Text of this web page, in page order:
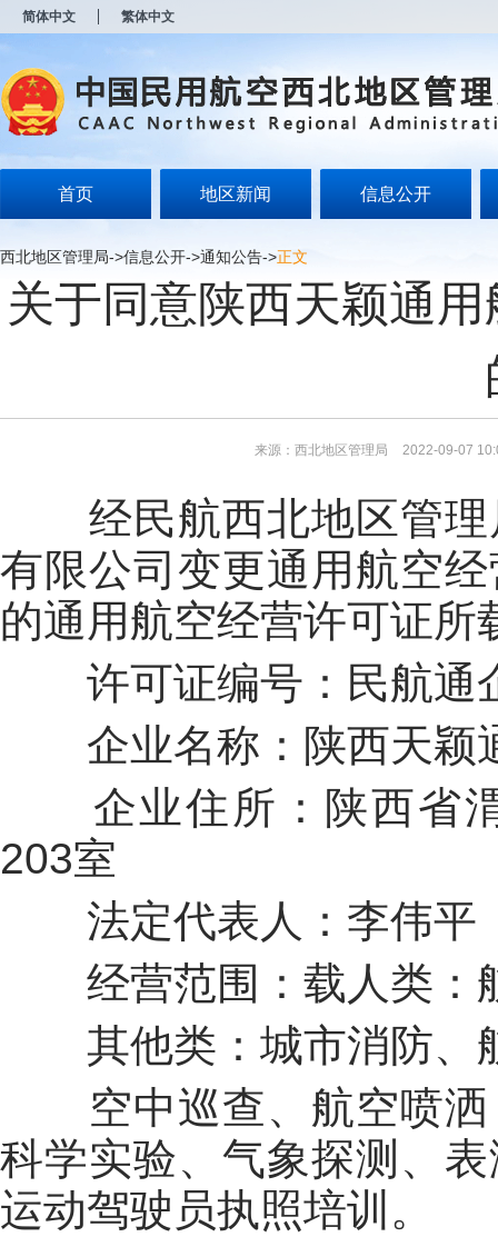
简体中文 繁体中文
首页 地区新闻 信息公开
西北地区管理局->信息公开->通知公告->正文
关于同意陕西天颖通
来源：西北地区管理局 2022-09-07
经民航西北地区管
有限公司变更通用航空
的通用航空经营许可证所
许可证编号：民航通
企业名称：陕西天颖
企业住所：陕西省
203室
法定代表人：李伟平
经营范围：载人类：
其他类：城市消防、
空中巡查、航空喷
科学实验、气象探测、
运动驾驶员执照培训。
开
无
障
说
按
Alt
波
浪